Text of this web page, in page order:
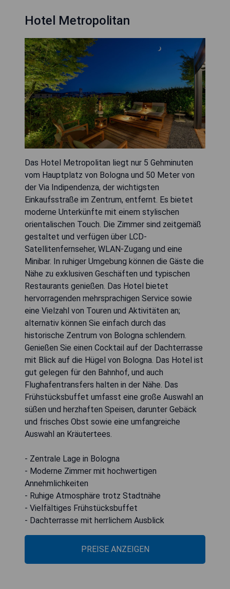
Hotel Metropolitan
Das Hotel Metropolitan liegt nur 5 Gehminuten
vom Hauptplatz von Bologna und 50 Meter von
der Via Indipendenza, der wichtigsten
Einkaufsstraße im Zentrum, entfernt. Es bietet
moderne Unterkünfte mit einem stylischen
orientalischen Touch. Die Zimmer sind zeitgemäß
gestaltet und verfügen über LCD-
Satellitenfernseher, WLAN-Zugang und eine
Minibar. In ruhiger Umgebung können die Gäste die
Nähe zu exklusiven Geschäften und typischen
Restaurants genießen. Das Hotel bietet
hervorragenden mehrsprachigen Service sowie
eine Vielzahl von Touren und Aktivitäten an;
alternativ können Sie einfach durch das
historische Zentrum von Bologna schlendern.
Genießen Sie einen Cocktail auf der Dachterrasse
mit Blick auf die Hügel von Bologna. Das Hotel ist
gut gelegen für den Bahnhof, und auch
Flughafentransfers halten in der Nähe. Das
Frühstücksbuffet umfasst eine große Auswahl an
süßen und herzhaften Speisen, darunter Gebäck
und frisches Obst sowie eine umfangreiche
Auswahl an Kräutertees.
- Zentrale Lage in Bologna
- Moderne Zimmer mit hochwertigen
Annehmlichkeiten
- Ruhige Atmosphäre trotz Stadtnähe
- Vielfältiges Frühstücksbuffet
- Dachterrasse mit herrlichem Ausblick
PREISE ANZEIGEN